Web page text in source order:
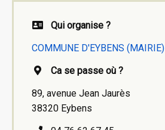
Qui organise ?
COMMUNE D'EYBENS (MAIRIE)
Ca se passe où ?
89, avenue Jean Jaurès
38320 Eybens